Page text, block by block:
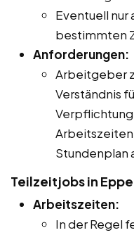
Eventuell nur
bestimmten
Anforderungen:
Arbeitgeber
Verständnis
Arbeitszeiten
Stundenplan
Teilzeitjobs in
Arbeitszeiten:
In der Regel